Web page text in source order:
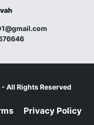
- All Rights Reserved
Privacy Policy